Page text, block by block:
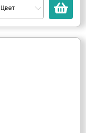
Цвет